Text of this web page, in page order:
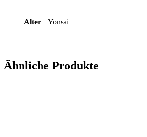
Alter Yonsai
Ähnliche Produkte